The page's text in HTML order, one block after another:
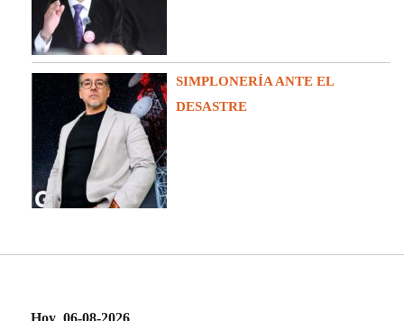
SIMPLONERÍA ANTE EL
DESASTRE
Hoy 06-08-2026